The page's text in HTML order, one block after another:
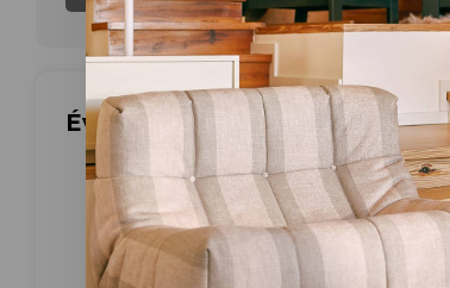
Évaluations